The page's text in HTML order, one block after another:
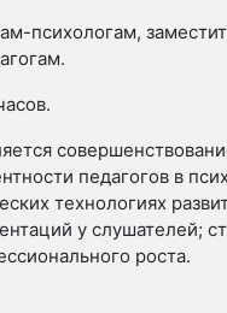
психологам,
педагогов в
технологиях
у слушателей;
роста.